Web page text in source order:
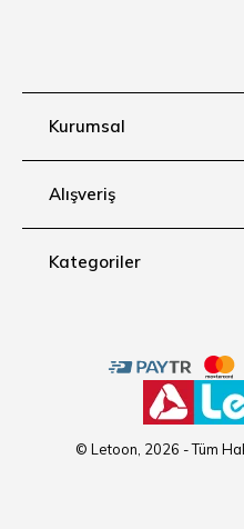
Kurumsal
Alışveriş
Kategoriler
© Letoon, 2026 - Tüm